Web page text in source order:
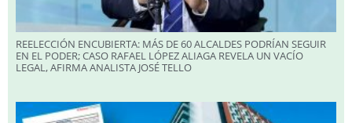
REELECCIÓN ENCUBIERTA: MÁS DE 60 ALCALDES PODRÍAN SEGUIR
EN EL PODER; CASO RAFAEL LÓPEZ ALIAGA REVELA UN VACÍO
LEGAL, AFIRMA ANALISTA JOSÉ TELLO